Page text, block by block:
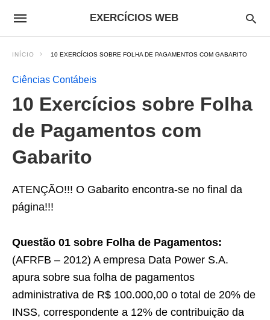
EXERCÍCIOS WEB
INÍCIO 10 EXERCÍCIOS SOBRE FOLHA DE PAGAMENTOS COM GABARITO
Ciências Contábeis
10 Exercícios sobre Folha
de Pagamentos com
Gabarito
ATENÇÃO!!! O Gabarito encontra-se no final da
página!!!
Questão 01 sobre Folha de Pagamentos:
(AFRFB – 2012) A empresa Data Power S.A.
apura sobre sua folha de pagamentos
administrativa de R$ 100.000,00 o total de 20% de
INSS, correspondente a 12% de contribuição da